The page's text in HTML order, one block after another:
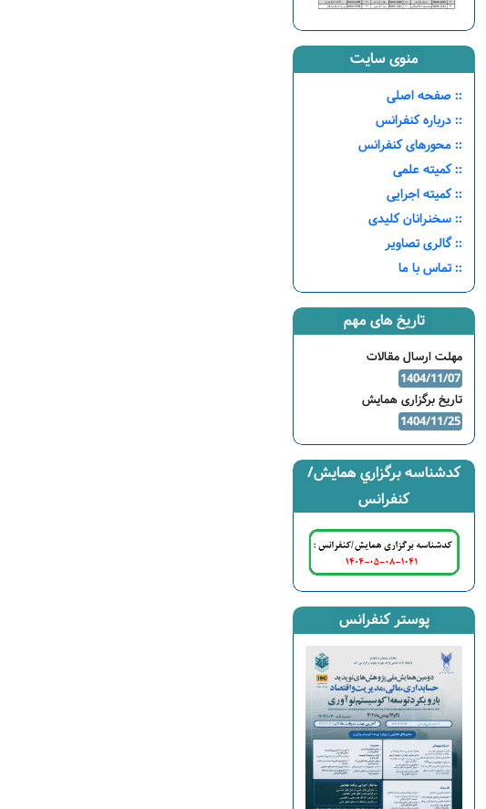
منوی سایت
:: صفحه اصلی
:: درباره کنفرانس
:: محورهای کنفرانس
:: کمیته علمی
:: کمیته اجرایی
:: سخنرانان کلیدی
:: گالری تصاویر
:: تماس با ما
تاریخ های مهم
مهلت ارسال مقالات
1404/11/07
تاریخ برگزاری همایش
1404/11/25
كدشناسه برگزاري همايش/
كنفرانس
پوستر کنفرانس